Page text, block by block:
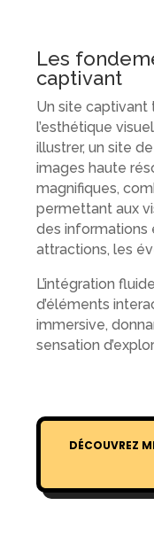
Les
captivant
Un site captivant
l’esthétique
illustrer, un site
images haute
magnifiques,
permettant aux
des informations
attractions, les
L’intégration
d’éléments
immersive,
sensation
DÉCOUVREZ